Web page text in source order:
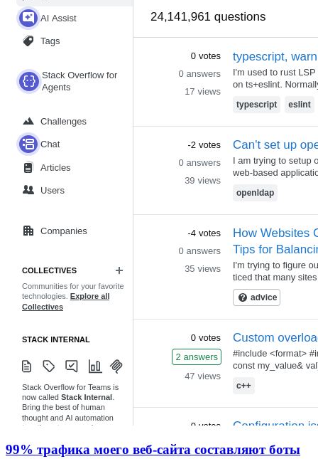
99% трафика моего веб‑сайта составляют боты